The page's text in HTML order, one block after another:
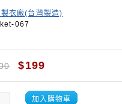
衣廠(台灣製造)
067
$199
加入購物車